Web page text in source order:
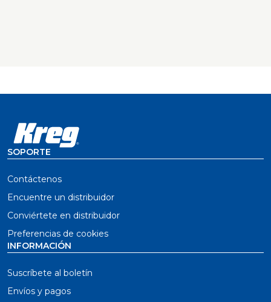
SOPORTE
Contáctenos
Encuentre un distribuidor
Conviértete en distribuidor
Preferencias de cookies
INFORMACIÓN
Suscríbete al boletín
Envíos y pagos